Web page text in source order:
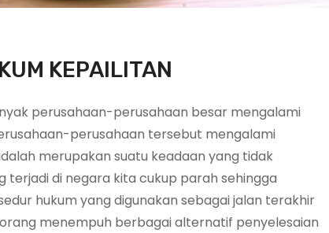
KEPAILITAN
perusahaan-perusahaan besar mengalami
perusahaan tersebut mengalami
merupakan suatu keadaan yang tidak
terjadi di negara kita cukup parah sehingga
hukum yang digunakan sebagai jalan terakhir
menempuh berbagai alternatif penyelesaian